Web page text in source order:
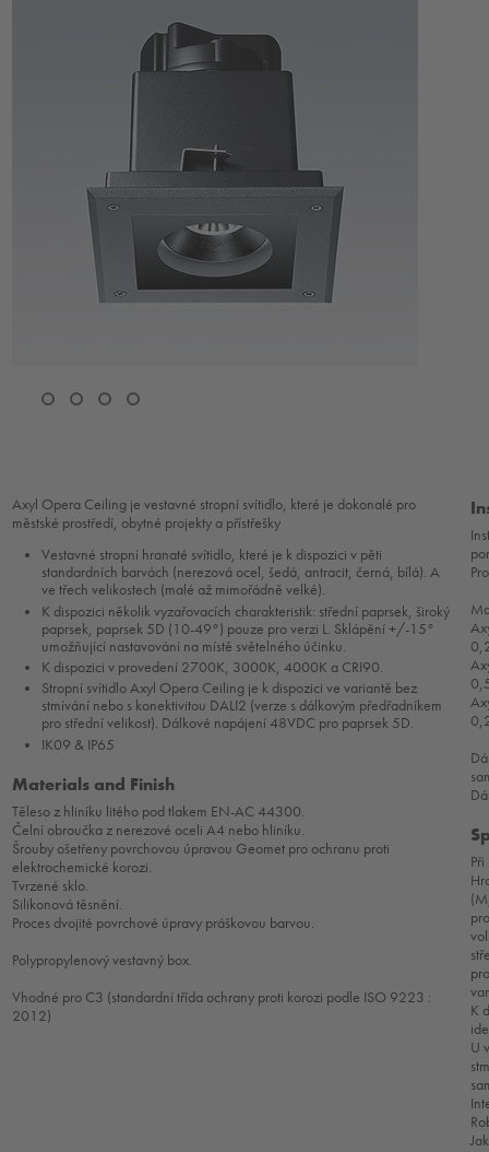
Axyl Opera Ceiling je vestavné stropní svítidlo, které je dokonalé pro
městské prostředí, obytné projekty a přístřešky
Vestavné stropní hranaté svítidlo, které je k dispozici v pěti
standardních barvách (nerezová ocel, šedá, antracit, černá, bílá). A
ve třech velikostech (malé až mimořádně velké).
K dispozici několik vyzařovacích charakteristik: střední paprsek, široký
paprsek, paprsek 5D (10-49°) pouze pro verzi L. Sklápění +/-15°
umožňující nastavování na místě světelného účinku.
K dispozici v provedení 2700K, 3000K, 4000K a CRI90.
Stropní svítidlo Axyl Opera Ceiling je k dispozici ve variantě bez
stmívání nebo s konektivitou DALI2 (verze s dálkovým předřadníkem
pro střední velikost). Dálkové napájení 48VDC pro paprsek 5D.
IK09 & IP65
Materials and Finish
Těleso z hliníku litého pod tlakem EN-AC 44300.
Čelní obroučka z nerezové oceli A4 nebo hliníku.
Šrouby ošetřeny povrchovou úpravou Geomet pro ochranu proti
elektrochemické korozi.
Tvrzené sklo.
Silikonová těsnění.
Proces dvojité povrchové úpravy práškovou barvou.
Polypropylenový vestavný box.
Vhodné pro C3 (standardní třída ochrany proti korozi podle ISO 9223 :
2012)
K
U